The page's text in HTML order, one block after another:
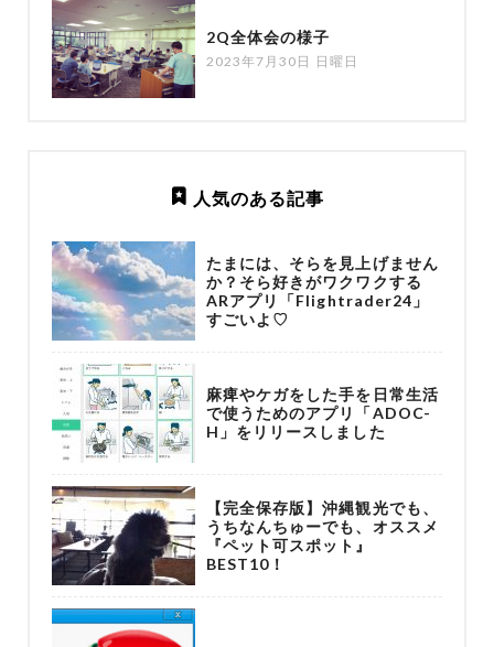
2Q全体会の様子
2023年7月30日 日曜日
人気のある記事
たまには、そらを見上げません
か？そら好きがワクワクする
ARアプリ「Flightrader24」
すごいよ♡
麻痺やケガをした手を日常生活
で使うためのアプリ「ADOC-
H」をリリースしました
【完全保存版】沖縄観光でも、
うちなんちゅーでも、オススメ
『ペット可スポット』
BEST10！